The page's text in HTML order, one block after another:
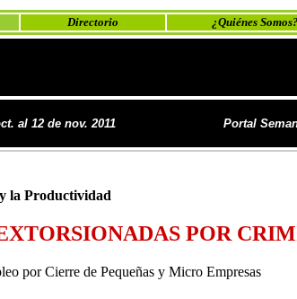
Directorio ¿Quiénes Somos?
al 12 de nov. 2011 Portal
la Productividad
POR
por Cierre de Pequeñas y Micro Empresas